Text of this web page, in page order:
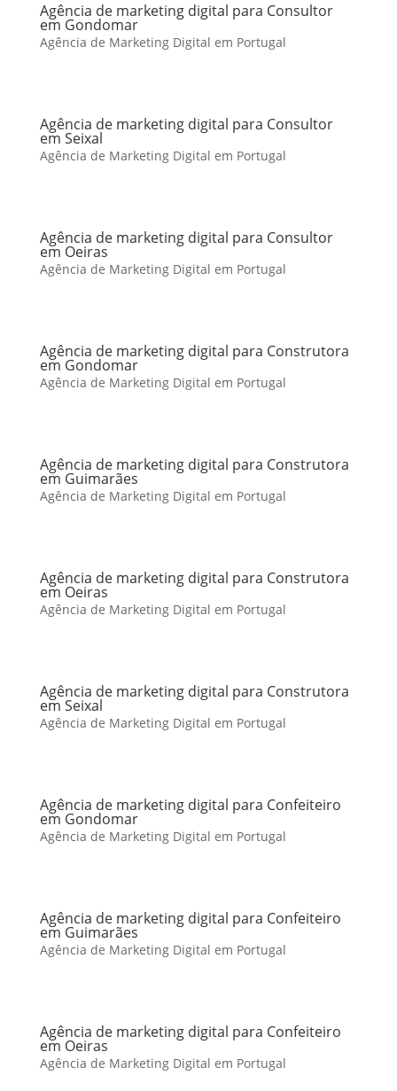
Agência de marketing digital para Consultor
em Gondomar
Agência de Marketing Digital em Portugal
Agência de marketing digital para Consultor
em Seixal
Agência de Marketing Digital em Portugal
Agência de marketing digital para Consultor
em Oeiras
Agência de Marketing Digital em Portugal
Agência de marketing digital para Construtora
em Gondomar
Agência de Marketing Digital em Portugal
Agência de marketing digital para Construtora
em Guimarães
Agência de Marketing Digital em Portugal
Agência de marketing digital para Construtora
em Oeiras
Agência de Marketing Digital em Portugal
Agência de marketing digital para Construtora
em Seixal
Agência de Marketing Digital em Portugal
Agência de marketing digital para Confeiteiro
em Gondomar
Agência de Marketing Digital em Portugal
Agência de marketing digital para Confeiteiro
em Guimarães
Agência de Marketing Digital em Portugal
Agência de marketing digital para Confeiteiro
em Oeiras
Agência de Marketing Digital em Portugal